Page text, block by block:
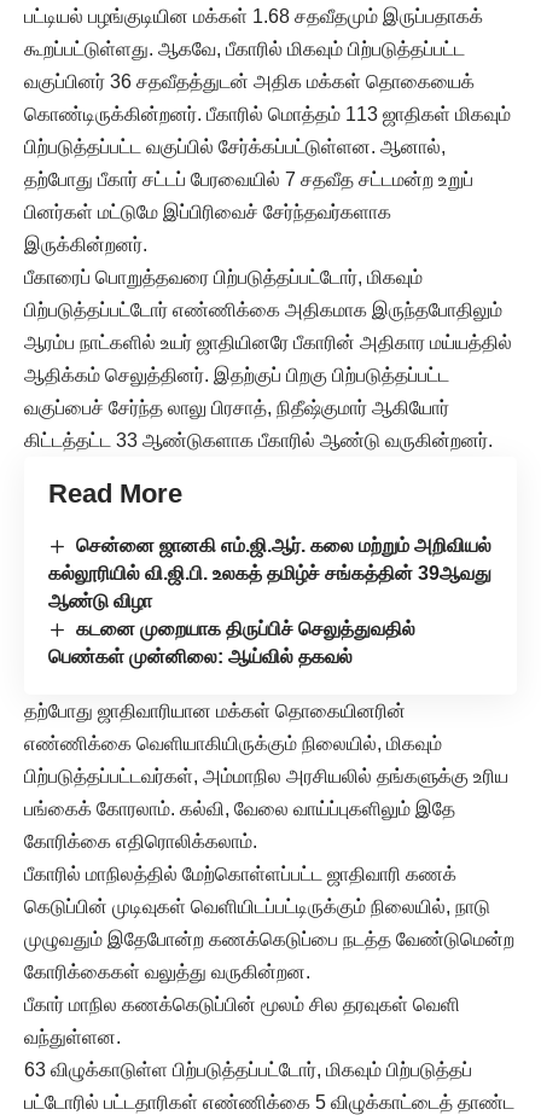
பட்டியல் பழங்குடியின மக்கள் 1.68 சதவீதமும் இருப்பதாகக்
கூறப்பட்டுள்ளது. ஆகவே, பீகாரில் மிகவும் பிற்படுத்தப்பட்ட
வகுப்பினர் 36 சதவீதத்துடன் அதிக மக்கள் தொகையைக்
கொண்டிருக்கின்றனர். பீகாரில் மொத்தம் 113 ஜாதிகள் மிகவும்
பிற்படுத்தப்பட்ட வகுப்பில் சேர்க்கப்பட்டுள்ளன. ஆனால்,
தற்போது பீகார் சட்டப் பேரவையில் 7 சதவீத சட்டமன்ற உறுப்
பினர்கள் மட்டுமே இப்பிரிவைச் சேர்ந்தவர்களாக
இருக்கின்றனர்.
பீகாரைப் பொறுத்தவரை பிற்படுத்தப்பட்டோர், மிகவும்
பிற்படுத்தப்பட்டோர் எண்ணிக்கை அதிகமாக இருந்தபோதிலும்
ஆரம்ப நாட்களில் உயர் ஜாதியினரே பீகாரின் அதிகார மய்யத்தில்
ஆதிக்கம் செலுத்தினர். இதற்குப் பிறகு பிற்படுத்தப்பட்ட
வகுப்பைச் சேர்ந்த லாலு பிரசாத், நிதீஷ்குமார் ஆகியோர்
கிட்டத்தட்ட 33 ஆண்டுகளாக பீகாரில் ஆண்டு வருகின்றனர்.
Read More
சென்னை ஜானகி எம்.ஜி.ஆர். கலை மற்றும் அறிவியல்
கல்லூரியில் வி.ஜி.பி. உலகத் தமிழ்ச் சங்கத்தின் 39ஆவது
ஆண்டு விழா
கடனை முறையாக திருப்பிச் செலுத்துவதில்
பெண்கள் முன்னிலை: ஆய்வில் தகவல்
தற்போது ஜாதிவாரியான மக்கள் தொகையினரின்
எண்ணிக்கை வெளியாகியிருக்கும் நிலையில், மிகவும்
பிற்படுத்தப்பட்டவர்கள், அம்மாநில அரசியலில் தங்களுக்கு உரிய
பங்கைக் கோரலாம். கல்வி, வேலை வாய்ப்புகளிலும் இதே
கோரிக்கை எதிரொலிக்கலாம்.
பீகாரில் மாநிலத்தில் மேற்கொள்ளப்பட்ட ஜாதிவாரி கணக்
கெடுப்பின் முடிவுகள் வெளியிடப்பட்டிருக்கும் நிலையில், நாடு
முழுவதும் இதேபோன்ற கணக்கெடுப்பை நடத்த வேண்டுமென்ற
கோரிக்கைகள் வலுத்து வருகின்றன.
பீகார் மாநில கணக்கெடுப்பின் மூலம் சில தரவுகள் வெளி
வந்துள்ளன.
63 விழுக்காடுள்ள பிற்படுத்தப்பட்டோர், மிகவும் பிற்படுத்தப்
பட்டோரில் பட்டதாரிகள் எண்ணிக்கை 5 விழுக்காட்டைத் தாண்ட